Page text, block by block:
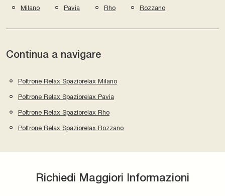
Milano Pavia Rho Rozzano
Continua a navigare
Poltrone Relax Spaziorelax Milano
Poltrone Relax Spaziorelax Pavia
Poltrone Relax Spaziorelax Rho
Poltrone Relax Spaziorelax Rozzano
Richiedi Maggiori Informazioni